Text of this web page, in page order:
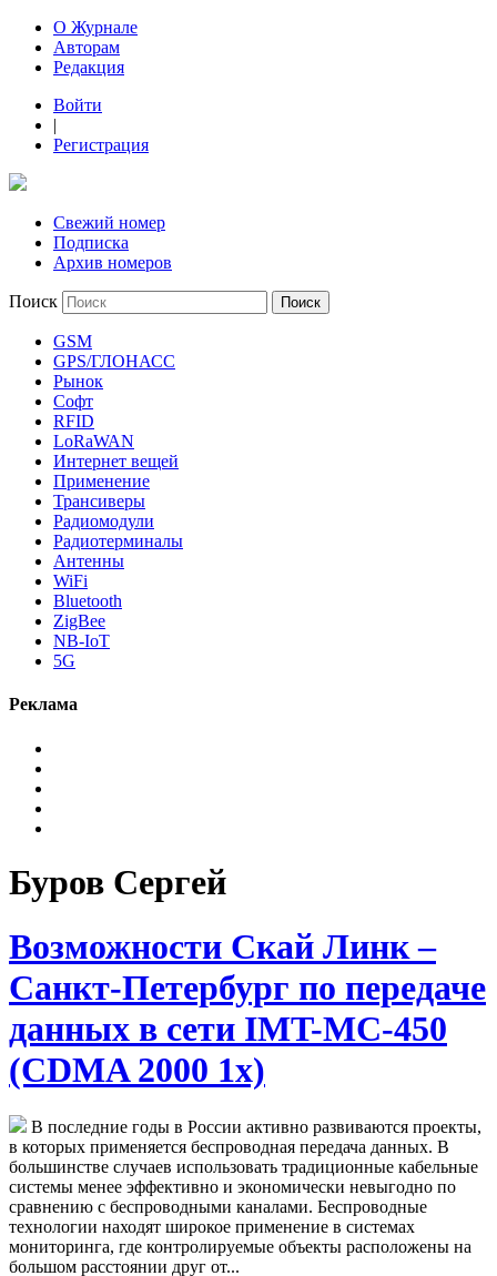
О Журнале
Авторам
Редакция
Войти
|
Регистрация
Свежий номер
Подписка
Архив номеров
Поиск
GSM
GPS/ГЛОНАСС
Рынок
Софт
RFID
LoRaWAN
Интернет вещей
Применение
Трансиверы
Радиомодули
Радиотерминалы
Антенны
WiFi
Bluetooth
ZigBee
NB-IoT
5G
Реклама
Буров Сергей
Возможности Скай Линк –
Санкт-Петербург по передаче
данных в сети IMT-MC-450
(CDMA 2000 1x)
В последние годы в России активно развиваются проекты,
в которых применяется беспроводная передача данных. В
большинстве случаев использовать традиционные кабельные
системы менее эффективно и экономически невыгодно по
сравнению с беспроводными каналами. Беспроводные
технологии находят широкое применение в системах
мониторинга, где контролируемые объекты расположены на
большом расстоянии друг от...